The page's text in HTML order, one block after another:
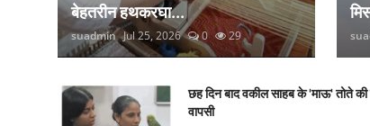
बेहतरीन हथकरघा...
suadmin Jul 25, 2026 0 29
छह दिन बाद वकील साहब के 'माऊ' तोते
वापसी